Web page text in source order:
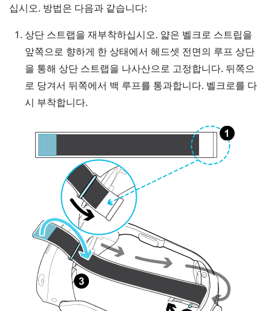
십시오. 방법은 다음과 같습니다:
상단 스트랩을 재부착하십시오. 얇은 벨크로 스트립을
앞쪽으로 향하게 한 상태에서 헤드셋 전면의 루프 상단
을 통해 상단 스트랩을 나사산으로 고정합니다. 뒤쪽으
로 당겨서 뒤쪽에서 백 루프를 통과합니다. 벨크로를 다
시 부착합니다.